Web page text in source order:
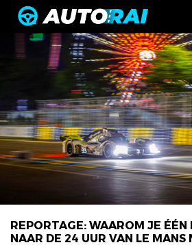
Autonieuws
Podcast
Autotests
Automerken
Adverteren
Contact
MotorRAI.nl
REPORTAGE: WAAROM JE ÉÉN
NAAR DE 24 UUR VAN LE MANS